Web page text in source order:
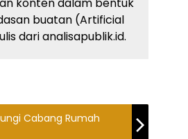
buatan (Artificial
dari analisapublik.id.
Cabang Rumah